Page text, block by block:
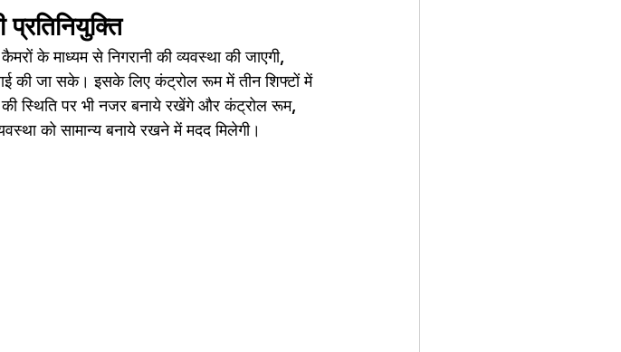
के माध्यम से निगरानी की व्यवस्था की जाएगी,
की जा सके। इसके लिए कंट्रोल रूम में तीन शिफ्टों में
की स्थिति पर भी नजर बनाये रखेंगे और कंट्रोल रूम,
को सामान्य बनाये रखने में मदद मिलेगी।